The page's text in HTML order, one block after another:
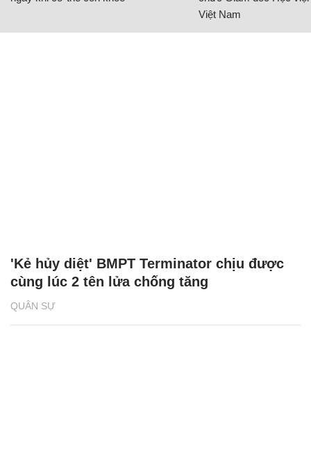
Việt Nam
QUÂN SỰ
'Kẻ hủy diệt' BMPT Terminator chịu được
cùng lúc 2 tên lửa chống tăng